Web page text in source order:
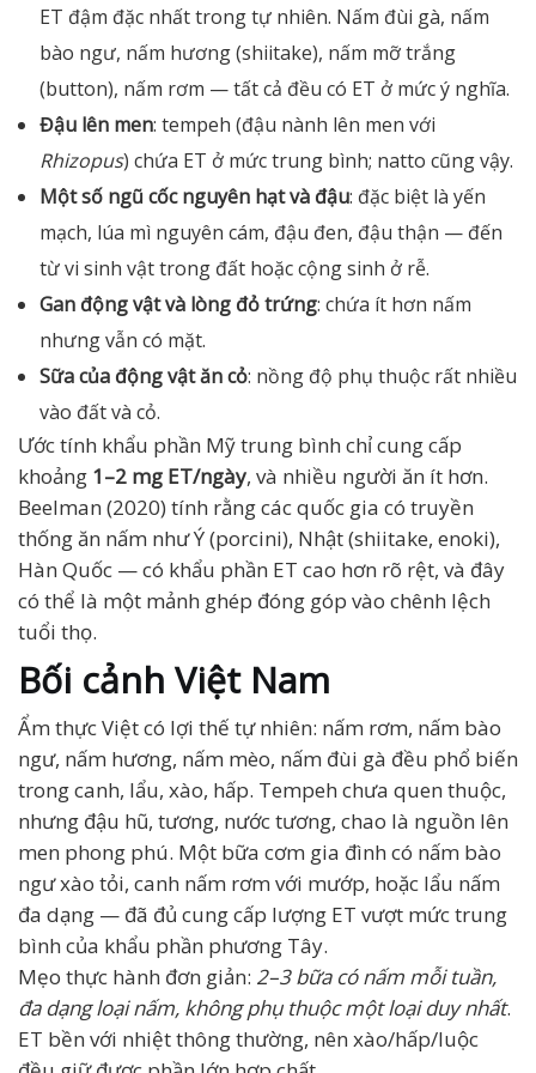
ET đậm đặc nhất trong tự nhiên. Nấm đùi gà, nấm
bào ngư, nấm hương (shiitake), nấm mỡ trắng
(button), nấm rơm — tất cả đều có ET ở mức ý nghĩa.
Đậu lên men: tempeh (đậu nành lên men với
Rhizopus) chứa ET ở mức trung bình; natto cũng vậy.
Một số ngũ cốc nguyên hạt và đậu: đặc biệt là yến
mạch, lúa mì nguyên cám, đậu đen, đậu thận — đến
từ vi sinh vật trong đất hoặc cộng sinh ở rễ.
Gan động vật và lòng đỏ trứng: chứa ít hơn nấm
nhưng vẫn có mặt.
Sữa của động vật ăn cỏ: nồng độ phụ thuộc rất nhiều
vào đất và cỏ.
Ước tính khẩu phần Mỹ trung bình chỉ cung cấp
khoảng 1–2 mg ET/ngày, và nhiều người ăn ít hơn.
Beelman (2020) tính rằng các quốc gia có truyền
thống ăn nấm như Ý (porcini), Nhật (shiitake, enoki),
Hàn Quốc — có khẩu phần ET cao hơn rõ rệt, và đây
có thể là một mảnh ghép đóng góp vào chênh lệch
tuổi thọ.
Bối cảnh Việt Nam
Ẩm thực Việt có lợi thế tự nhiên: nấm rơm, nấm bào
ngư, nấm hương, nấm mèo, nấm đùi gà đều phổ biến
trong canh, lẩu, xào, hấp. Tempeh chưa quen thuộc,
nhưng đậu hũ, tương, nước tương, chao là nguồn lên
men phong phú. Một bữa cơm gia đình có nấm bào
ngư xào tỏi, canh nấm rơm với mướp, hoặc lẩu nấm
đa dạng — đã đủ cung cấp lượng ET vượt mức trung
bình của khẩu phần phương Tây.
Mẹo thực hành đơn giản: 2–3 bữa có nấm mỗi tuần,
đa dạng loại nấm, không phụ thuộc một loại duy nhất.
ET bền với nhiệt thông thường, nên xào/hấp/luộc